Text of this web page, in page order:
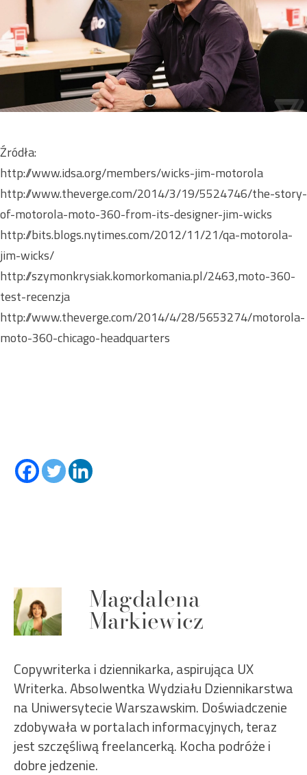
Źródła:
http://www.idsa.org/members/wicks-jim-motorola
http://www.theverge.com/2014/3/19/5524746/the-story-
of-motorola-moto-360-from-its-designer-jim-wicks
http://bits.blogs.nytimes.com/2012/11/21/qa-motorola-
jim-wicks/
http://szymonkrysiak.komorkomania.pl/2463,moto-360-
test-recenzja
http://www.theverge.com/2014/4/28/5653274/motorola-
moto-360-chicago-headquarters
Magdalena
Markiewicz
Copywriterka i dziennikarka, aspirująca UX
Writerka. Absolwentka Wydziału Dziennikarstwa
na Uniwersytecie Warszawskim. Doświadczenie
zdobywała w portalach informacyjnych, teraz
jest szczęśliwą freelancerką. Kocha podróże i
dobre jedzenie.